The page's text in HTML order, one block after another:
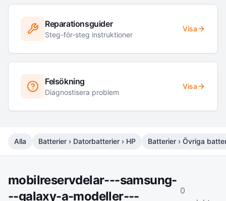
Reparationsguider
Steg-för-steg instruktioner
Visa
Felsökning
Diagnostisera problem
Visa
Alla Batterier › Datorbatterier › HP Batterier › Övriga
mobilreservdelar---samsung-
--galaxy-a-modeller---
0